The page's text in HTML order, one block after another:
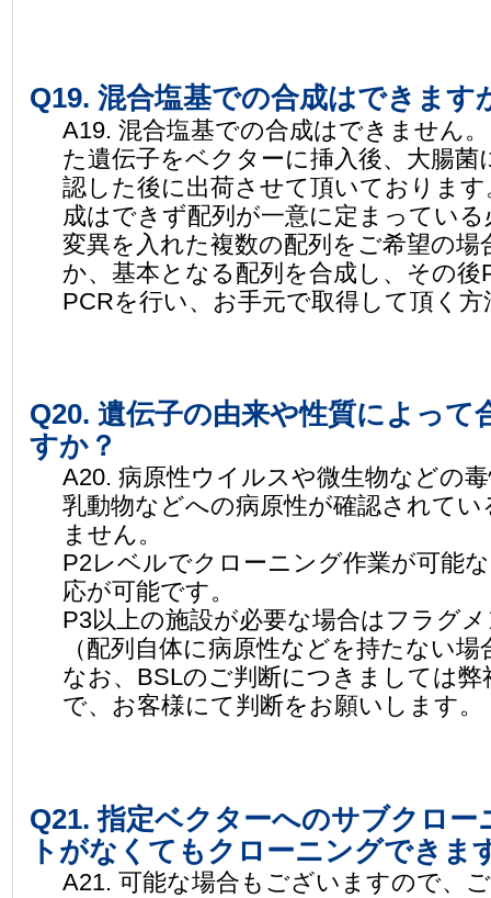
Q19. 混合塩基での合成はできます
A19. 混合塩基での合成はできません
た遺伝子をベクターに挿入後、大腸
認した後に出荷させて頂いておりま
成はできず配列が一意に定まってい
変異を入れた複数の配列をご希望の
か、基本となる配列を合成し、その
PCRを行い、お手元で取得して頂く
Q20. 遺伝子の由来や性質によっ
すか？
A20. 病原性ウイルスや微生物などの
乳動物などへの病原性が確認されて
ません。
P2レベルでクローニング作業が可能
応が可能です。
P3以上の施設が必要な場合はフラグ
（配列自体に病原性などを持たない場
なお、BSLのご判断につきましては
で、お客様にて判断をお願いします。
Q21. 指定ベクターへのサブクロ
トがなくてもクローニングできま
A21. 可能な場合もございますので、